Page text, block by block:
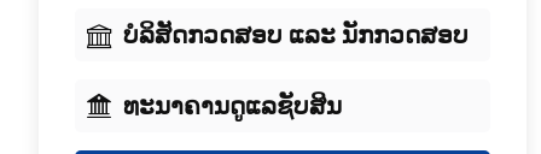
ບໍລິສັດກວດສອບ ແລະ ນັກກວດສອບ
ທະນາຄານດູແລຊັບສິນ